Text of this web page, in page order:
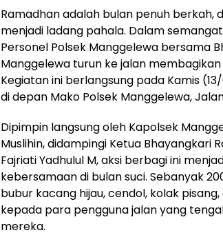
Ramadhan adalah bulan penuh berkah,
menjadi ladang pahala. Dalam
Personel Polsek Manggelewa bersama
Manggelewa turun ke jalan
Kegiatan ini berlangsung pada Kamis
di depan Mako Polsek Manggelewa,
Dipimpin langsung oleh Kapolsek
Muslihin, didampingi Ketua Bhayangkari
Fajriati Yadhulul M, aksi berbagi ini
kebersamaan di bulan suci. Sebanyak
bubur kacang hijau, cendol, kolak
kepada para pengguna jalan yang
mereka.